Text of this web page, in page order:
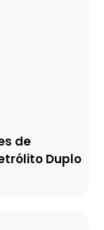
de
Duplo